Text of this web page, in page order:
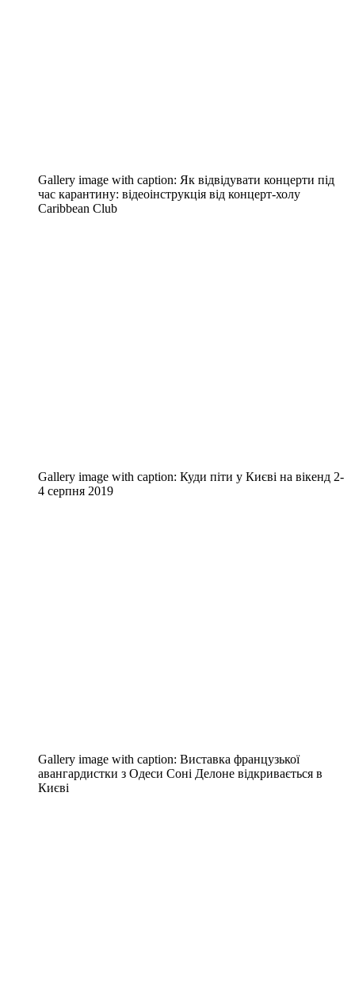
Gallery image with caption: Як відвідувати концерти під
час карантину: відеоінструкція від концерт-холу
Caribbean Club
Gallery image with caption: Куди піти у Києві на вікенд 2-
4 серпня 2019
Gallery image with caption: Виставка французької
авангардистки з Одеси Cоні Делоне відкривається в
Києві